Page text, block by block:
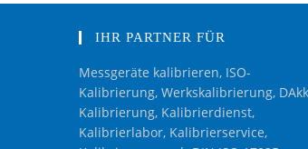
IHR PARTNER FÜR
Messgeräte kalibrieren, ISO-
Kalibrierung, Werkskalibrierung,
Kalibrierung, Kalibrierdienst,
Kalibrierlabor, Kalibrierservice,